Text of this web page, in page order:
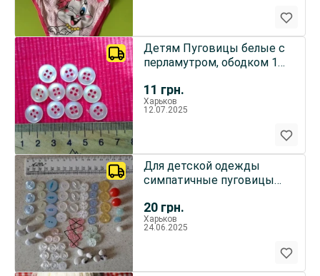
11 грн.
Детям Пуговицы белые с
перламутром, ободком 11
Харьков
12.07.2025
20 грн.
Для детской одежды
симпатичные пуговицы
Харьков
24.06.2025